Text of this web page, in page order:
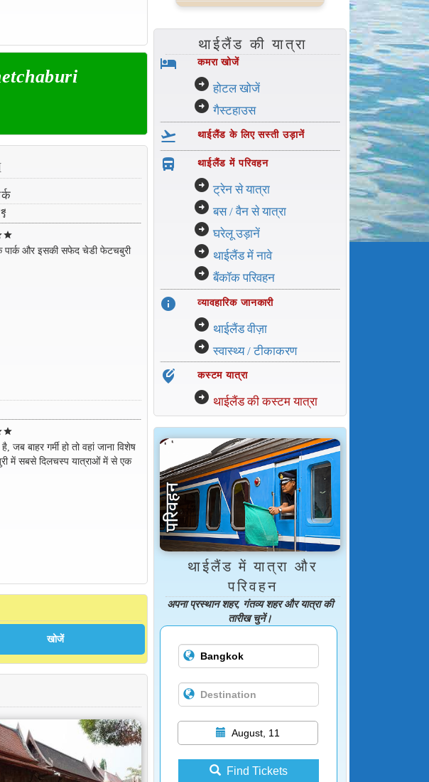
star
पार्क और इसकी सफेद चेडी फेटचबुरी
star
जब बाहर गर्मी हो तो वहां जाना विशेष
में सबसे दिलचस्प यात्राओं में से एक
थाईलैंड की यात्रा
hotel कमरा खोजें
arrow_circle_right होटल खोजें
arrow_circle_right गैस्टहाउस
flight_takeoff थाईलैंड के लिए सस्ती उड़ानें
directions_bus_filled थाईलैंड में परिवहन
arrow_circle_right ट्रेन से यात्रा
arrow_circle_right बस / वैन से यात्रा
arrow_circle_right घरेलू उड़ानें
arrow_circle_right थाईलैंड में नावे
arrow_circle_right बैंकॉक परिवहन
info व्यावहारिक जानकारी
arrow_circle_right थाईलैंड वीज़ा
arrow_circle_right स्वास्थ्य / टीकाकरण
edit_location_alt कस्टम यात्रा
arrow_circle_right थाईलैंड की कस्टम यात्रा
थाईलैंड में यात्रा और
परिवहन
अपना प्रस्थान शहर, गंतव्य शहर और यात्रा की
तारीख चुनें।
August, 11
Find Tickets